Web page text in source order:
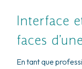
Interface
faces
En tant que